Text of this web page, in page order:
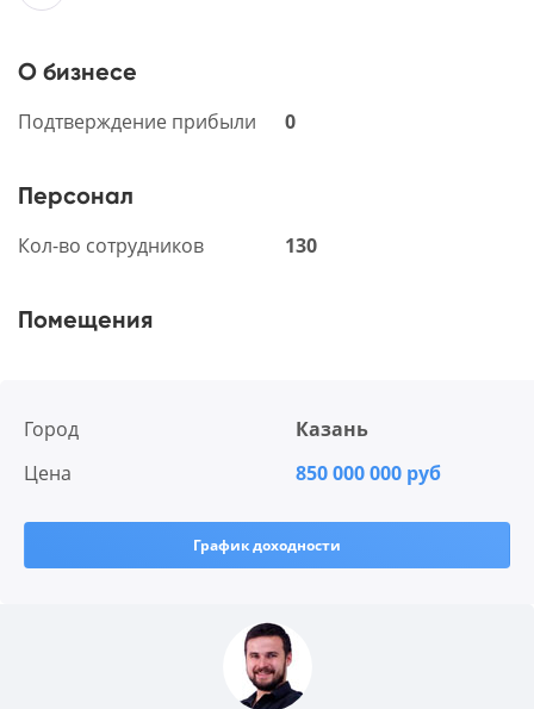
О бизнесе
Подтверждение прибыли 0
Персонал
Кол-во сотрудников 130
Помещения
Город
Казань
Цена
850 000 000 руб
График доходности